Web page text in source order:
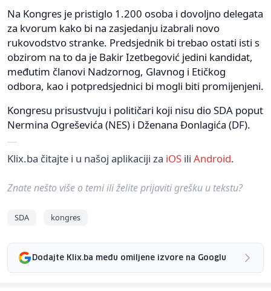
Na Kongres je pristiglo 1.200 osoba i dovoljno delegata
za kvorum kako bi na zasjedanju izabrali novo
rukovodstvo stranke. Predsjednik bi trebao ostati isti s
obzirom na to da je Bakir Izetbegović jedini kandidat,
međutim članovi Nadzornog, Glavnog i Etičkog
odbora, kao i potpredsjednici bi mogli biti promijenjeni.
Kongresu prisustvuju i političari koji nisu dio SDA poput
Nermina Ogreševića (NES) i Dženana Đonlagića (DF).
Klix.ba čitajte i u našoj aplikaciji za iOS ili Android.
Znate nešto više o temi ili želite prijaviti grešku u tekstu?
SDA kongres
Dodajte Klix.ba među omiljene izvore na Googlu